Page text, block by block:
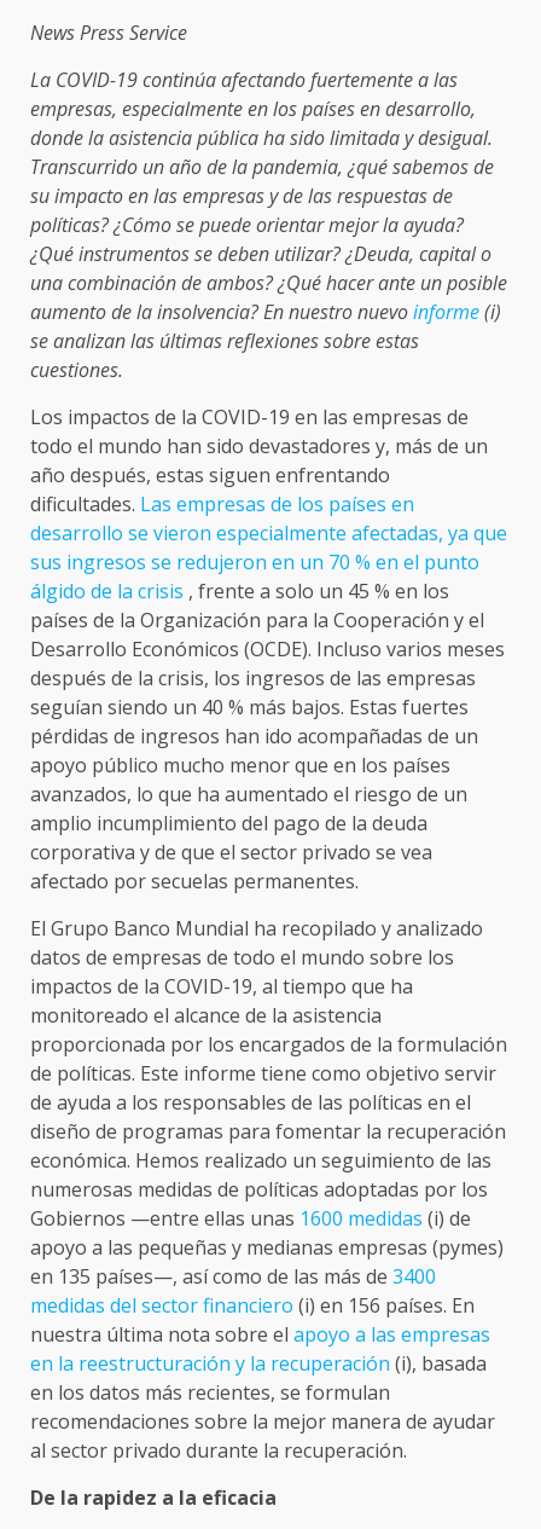
News Press Service
La COVID-19 continúa afectando fuertemente a las
empresas, especialmente en los países en desarrollo,
donde la asistencia pública ha sido limitada y desigual.
Transcurrido un año de la pandemia, ¿qué sabemos de
su impacto en las empresas y de las respuestas de
políticas? ¿Cómo se puede orientar mejor la ayuda?
¿Qué instrumentos se deben utilizar? ¿Deuda, capital o
una combinación de ambos? ¿Qué hacer ante un posible
aumento de la insolvencia? En nuestro nuevoinforme(i)
se analizan las últimas reflexiones sobre estas
cuestiones.
Los impactos de la COVID-19 en las empresas de
todo el mundo han sido devastadores y, más de un
año después, estas siguen enfrentando
dificultades. Las empresas de los países en
desarrollo se vieron especialmente afectadas, ya que
sus ingresos se redujeron en un 70 % en el punto
álgido de la crisis , frente a solo un 45 % en los
países de la Organización para la Cooperación y el
Desarrollo Económicos (OCDE). Incluso varios meses
después de la crisis, los ingresos de las empresas
seguían siendo un 40 % más bajos. Estas fuertes
pérdidas de ingresos han ido acompañadas de un
apoyo público mucho menor que en los países
avanzados, lo que ha aumentado el riesgo de un
amplio incumplimiento del pago de la deuda
corporativa y de que el sector privado se vea
afectado por secuelas permanentes.
El Grupo Banco Mundial ha recopilado y analizado
datos de empresas de todo el mundo sobre los
impactos de la COVID-19, al tiempo que ha
monitoreado el alcance de la asistencia
proporcionada por los encargados de la formulación
de políticas. Este informe tiene como objetivo servir
de ayuda a los responsables de las políticas en el
diseño de programas para fomentar la recuperación
económica. Hemos realizado un seguimiento de las
numerosas medidas de políticas adoptadas por los
Gobiernos —entre ellas unas 1600 medidas (i) de
apoyo a las pequeñas y medianas empresas (pymes)
en 135 países—, así como de las más de 3400
medidas del sector financiero (i) en 156 países. En
nuestra última nota sobre el apoyo a las empresas
en la reestructuración y la recuperación (i), basada
en los datos más recientes, se formulan
recomendaciones sobre la mejor manera de ayudar
al sector privado durante la recuperación.
De la rapidez a la eficacia